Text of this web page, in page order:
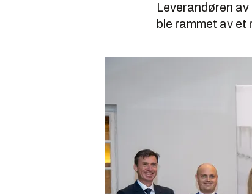
Leverandøren
ble rammet av